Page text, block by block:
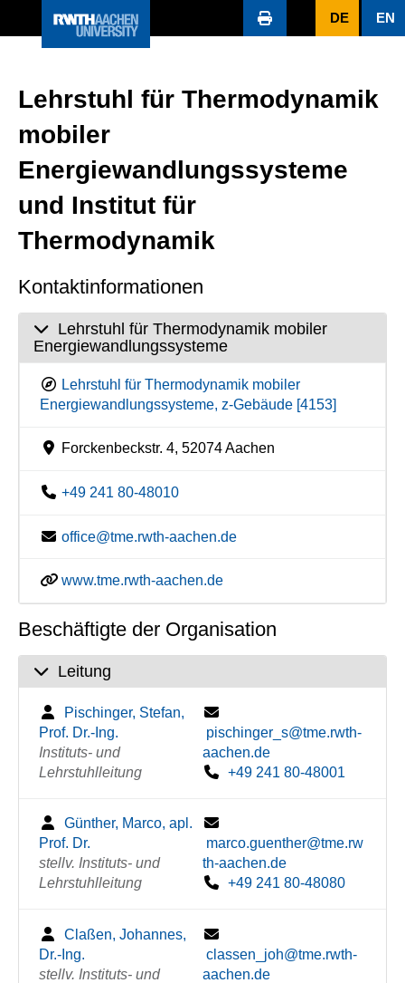
DE EN
Lehrstuhl für Thermodynamik
mobiler
Energiewandlungssysteme
und Institut für
Thermodynamik
Kontaktinformationen
Lehrstuhl für Thermodynamik mobiler
Energiewandlungssysteme
Lehrstuhl für Thermodynamik mobiler
Energiewandlungssysteme, z-Gebäude [4153]
Forckenbeckstr. 4, 52074 Aachen
+49 241 80-48010
office@tme.rwth-aachen.de
www.tme.rwth-aachen.de
Beschäftigte der Organisation
Leitung
Pischinger, Stefan,
Prof. Dr.-Ing.
Instituts- und
Lehrstuhlleitung
pischinger_s@tme.rwth-
aachen.de
+49 241 80-48001
Günther, Marco, apl.
Prof. Dr.
stellv. Instituts- und
Lehrstuhlleitung
marco.guenther@tme.rw
th-aachen.de
+49 241 80-48080
Claßen, Johannes,
Dr.-Ing.
stellv. Instituts- und
classen_joh@tme.rwth-
aachen.de